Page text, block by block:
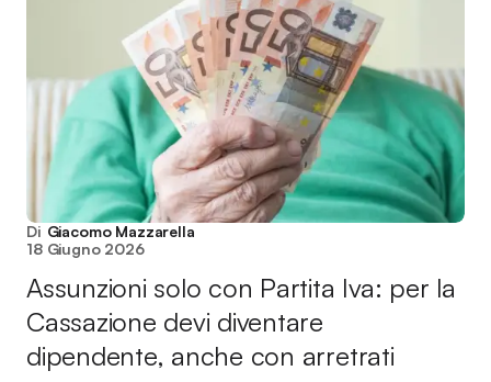
Di Giacomo Mazzarella
18 Giugno 2026
Assunzioni solo con Partita Iva: per la
Cassazione devi diventare
dipendente, anche con arretrati